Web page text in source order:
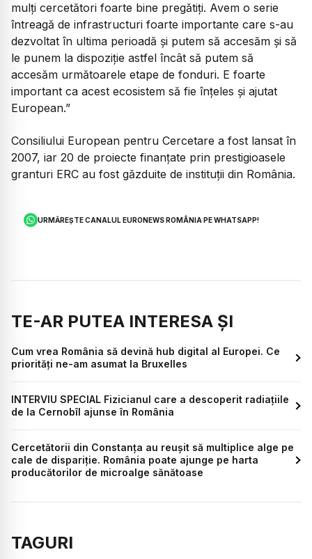
mulți cercetători foarte bine pregătiți. Avem o serie
întreagă de infrastructuri foarte importante care s-au
dezvoltat în ultima perioadă și putem să accesăm și să
le punem la dispoziție astfel încât să putem să
accesăm următoarele etape de fonduri. E foarte
important ca acest ecosistem să fie înțeles și ajutat
European.”
Consiliului European pentru Cercetare a fost lansat în
2007, iar 20 de proiecte finanțate prin prestigioasele
granturi ERC au fost găzduite de instituții din România.
URMĂREȘTE CANALUL EURONEWS ROMÂNIA PE WHATSAPP!
TE-AR PUTEA INTERESA ȘI
Cum vrea România să devină hub digital al Europei. Ce
priorități ne-am asumat la Bruxelles
INTERVIU SPECIAL Fizicianul care a descoperit radiațiile
de la Cernobîl ajunse în România
Cercetătorii din Constanța au reușit să multiplice alge pe
cale de dispariție. România poate ajunge pe harta
producătorilor de microalge sănătoase
TAGURI